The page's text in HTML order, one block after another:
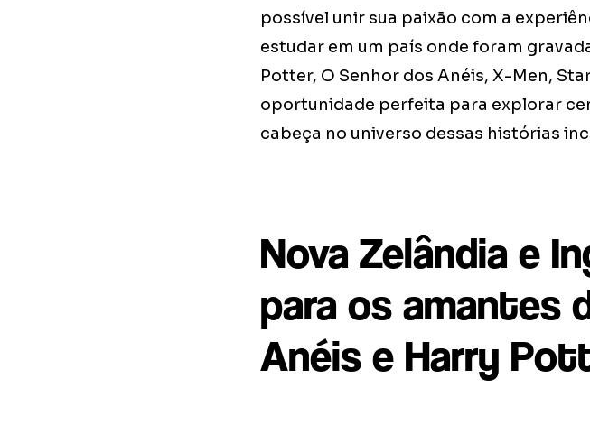
possível unir sua paixão com a
estudar em um país onde foram
Potter, O Senhor dos Anéis, X-Men,
oportunidade perfeita para explorar
cabeça no universo dessas histórias
Nova Zelândia e
para os amantes
Anéis e Harry